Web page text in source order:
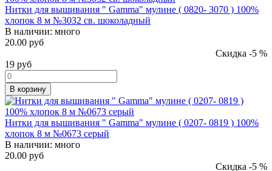
Нитки для вышивания " Gamma" мулине ( 0820- 3070 ) 100%
хлопок 8 м №3032 св. шоколадный
В наличии: много
20.00 руб
Скидка -5 %
19 руб
В корзину
Нитки для вышивания " Gamma" мулине ( 0207- 0819 ) 100%
хлопок 8 м №0673 серый
В наличии: много
20.00 руб
Скидка -5 %